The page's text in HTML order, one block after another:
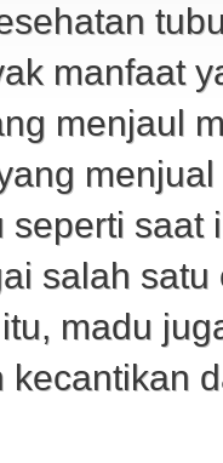
manfaat
menjaul
seperti
salah
madu
kecantikan